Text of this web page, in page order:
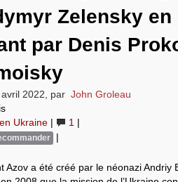
Zelensky en
par Denis
2022 par John Groleau
Ukraine | 1 |
|
Azov a été créé par le néonazi Andriy